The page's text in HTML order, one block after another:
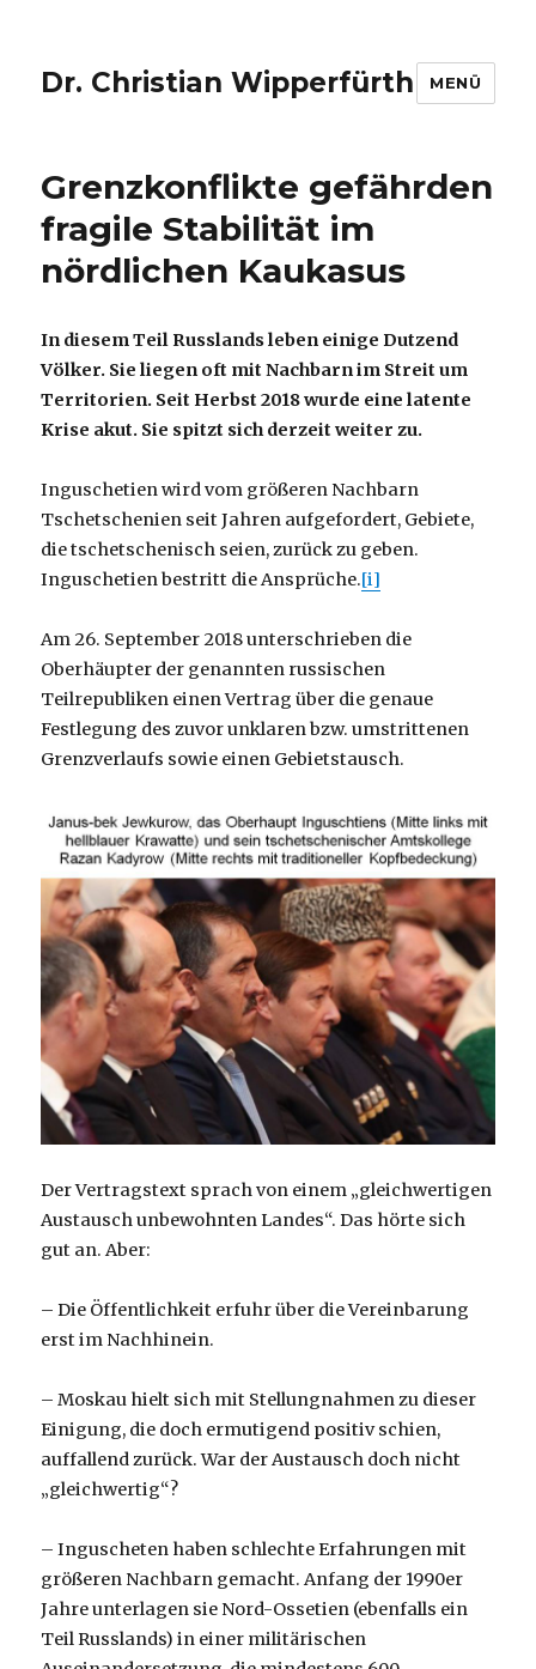
Dr. Christian Wipperfürth MENÜ
Grenzkonflikte gefährden
fragile Stabilität im
nördlichen Kaukasus
In diesem Teil Russlands leben einige Dutzend
Völker. Sie liegen oft mit Nachbarn im Streit um
Territorien. Seit Herbst 2018 wurde eine latente
Krise akut. Sie spitzt sich derzeit weiter zu.
Inguschetien wird vom größeren Nachbarn
Tschetschenien seit Jahren aufgefordert, Gebiete,
die tschetschenisch seien, zurück zu geben.
Inguschetien bestritt die Ansprüche.[i]
Am 26. September 2018 unterschrieben die
Oberhäupter der genannten russischen
Teilrepubliken einen Vertrag über die genaue
Festlegung des zuvor unklaren bzw. umstrittenen
Grenzverlaufs sowie einen Gebietstausch.
Der Vertragstext sprach von einem „gleichwertigen
Austausch unbewohnten Landes“. Das hörte sich
gut an. Aber:
– Die Öffentlichkeit erfuhr über die Vereinbarung
erst im Nachhinein.
– Moskau hielt sich mit Stellungnahmen zu dieser
Einigung, die doch ermutigend positiv schien,
auffallend zurück. War der Austausch doch nicht
„gleichwertig“?
– Inguscheten haben schlechte Erfahrungen mit
größeren Nachbarn gemacht. Anfang der 1990er
Jahre unterlagen sie Nord-Ossetien (ebenfalls ein
Teil Russlands) in einer militärischen